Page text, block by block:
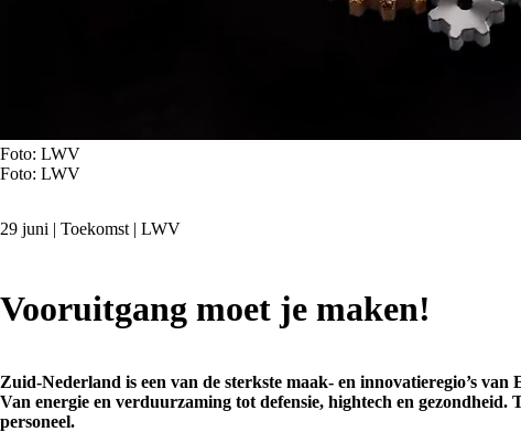
Foto: LWV
Foto: LWV
29 juni | Toekomst | LWV
Vooruitgang moet je maken!
Zuid-Nederland is een van de sterkste maak- en innovatieregio’s
Van energie en verduurzaming tot defensie, hightech en
personeel.